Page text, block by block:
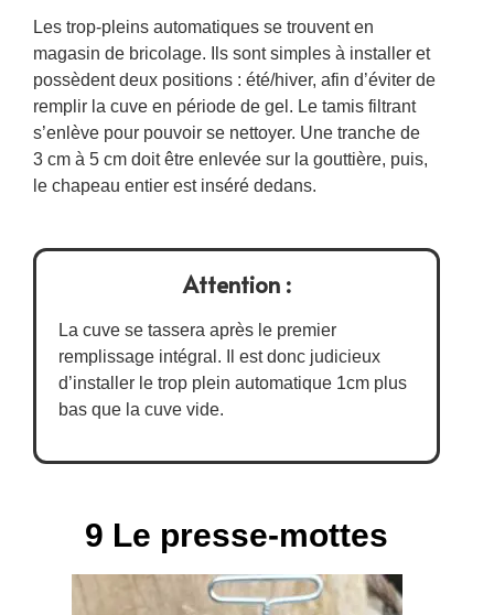
Les trop-pleins automatiques se trouvent en
magasin de bricolage. Ils sont simples à installer et
possèdent deux positions : été/hiver, afin d’éviter de
remplir la cuve en période de gel. Le tamis filtrant
s’enlève pour pouvoir se nettoyer. Une tranche de
3 cm à 5 cm doit être enlevée sur la gouttière, puis,
le chapeau entier est inséré dedans.
Attention :
La cuve se tassera après le premier
remplissage intégral. Il est donc judicieux
d’installer le trop plein automatique 1cm plus
bas que la cuve vide.
9 Le presse-mottes